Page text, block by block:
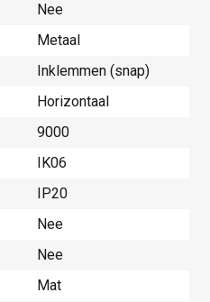
Nee
Metaal
Inklemmen (snap)
Horizontaal
9000
IK06
IP20
Nee
Nee
Mat